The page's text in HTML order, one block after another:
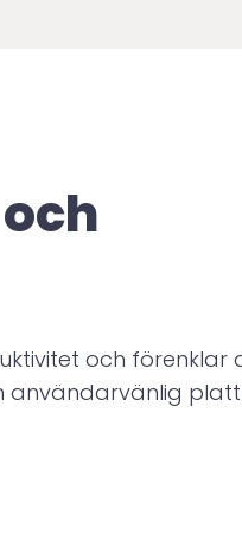
och förenklar
användarvänlig